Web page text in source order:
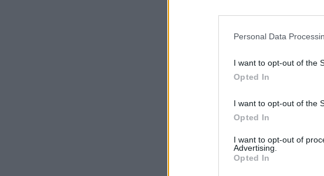
Personal Data
I want to opt-out of the
Opted In
I want to opt-out of the
Opted In
I want to opt-out of
Advertising.
Opted In